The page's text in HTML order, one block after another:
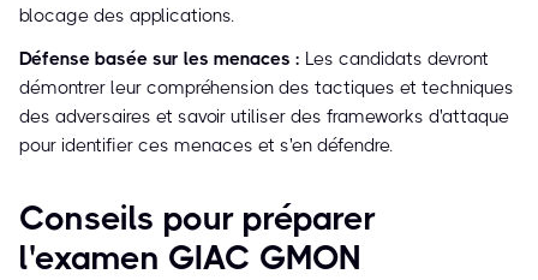
blocage des applications.
Défense basée sur les menaces : Les candidats devront
démontrer leur compréhension des tactiques et techniques
des adversaires et savoir utiliser des frameworks d'attaque
pour identifier ces menaces et s'en défendre.
Conseils pour préparer
l'examen GIAC GMON